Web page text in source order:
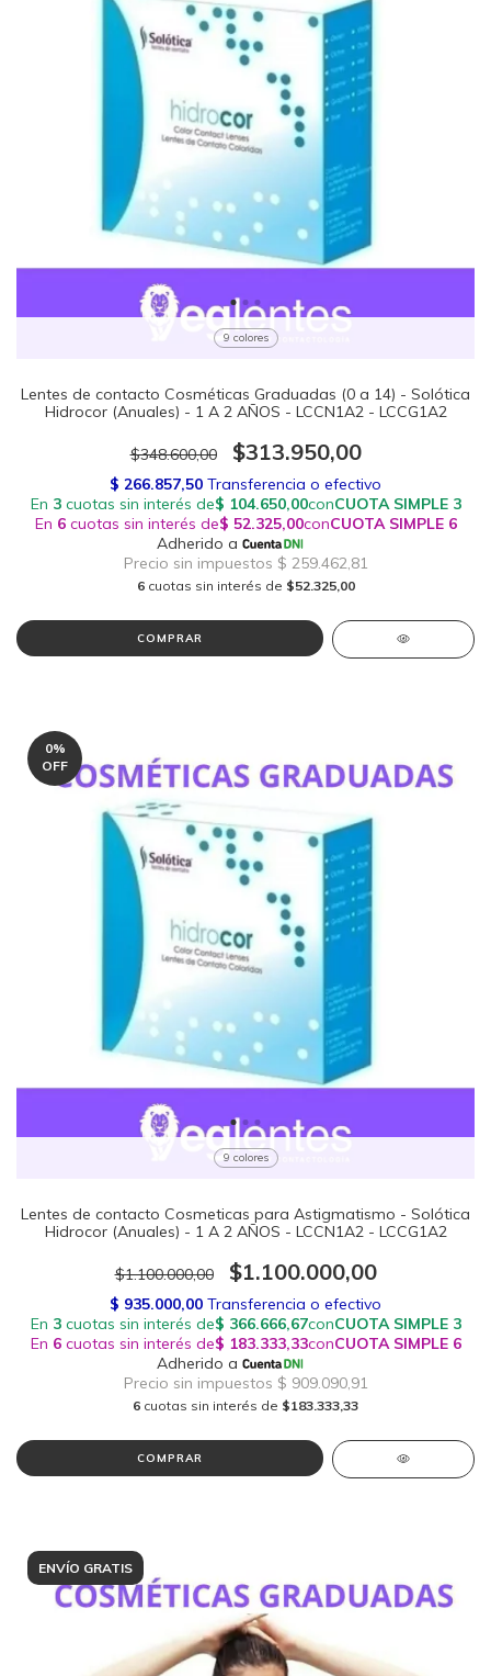
9 colores
Lentes de contacto Cosméticas Graduadas (0 a 14) - Solótica
Hidrocor (Anuales) - 1 A 2 AÑOS - LCCN1A2 - LCCG1A2
$348.600,00 $313.950,00
6 cuotas sin interés de $52.325,00
COMPRAR
0%
OFF
9 colores
Lentes de contacto Cosmeticas para Astigmatismo - Solótica
Hidrocor (Anuales) - 1 A 2 AÑOS - LCCN1A2 - LCCG1A2
$1.100.000,00 $1.100.000,00
6 cuotas sin interés de $183.333,33
COMPRAR
ENVÍO GRATIS